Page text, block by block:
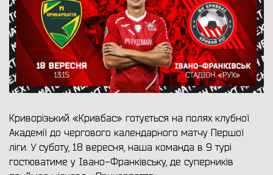
Криворізький «Кривбас» готується на полях клубної
Академії до чергового календарного матчу Першої
ліги. У суботу, 18 вересня, наша команда в 9 турі
гостюватиме у Івано-Франківську, де суперників